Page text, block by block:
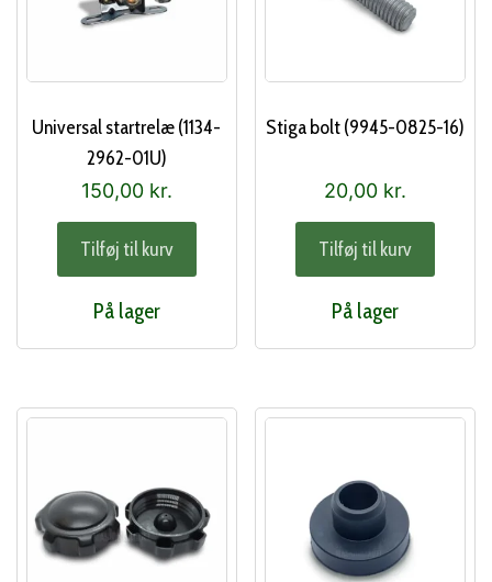
Universal startrelæ (1134-
2962-01U)
150,00 kr.
Tilføj til kurv
På lager
Stiga bolt (9945-0825-16)
20,00 kr.
Tilføj til kurv
På lager